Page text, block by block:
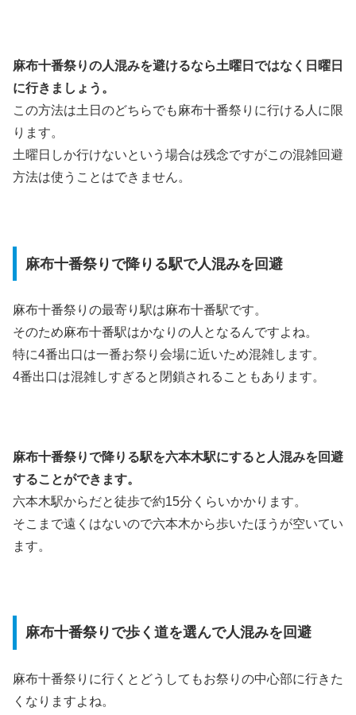
麻布十番祭りの人混みを避けるなら土曜日ではなく日曜日
に行きましょう。
この方法は土日のどちらでも麻布十番祭りに行ける人に限
ります。
土曜日しか行けないという場合は残念ですがこの混雑回避
方法は使うことはできません。
麻布十番祭りで降りる駅で人混みを回避
麻布十番祭りの最寄り駅は麻布十番駅です。
そのため麻布十番駅はかなりの人となるんですよね。
特に4番出口は一番お祭り会場に近いため混雑します。
4番出口は混雑しすぎると閉鎖されることもあります。
麻布十番祭りで降りる駅を六本木駅にすると人混みを回避
することができます。
六本木駅からだと徒歩で約15分くらいかかります。
そこまで遠くはないので六本木から歩いたほうが空いてい
ます。
麻布十番祭りで歩く道を選んで人混みを回避
麻布十番祭りに行くとどうしてもお祭りの中心部に行きた
くなりますよね。